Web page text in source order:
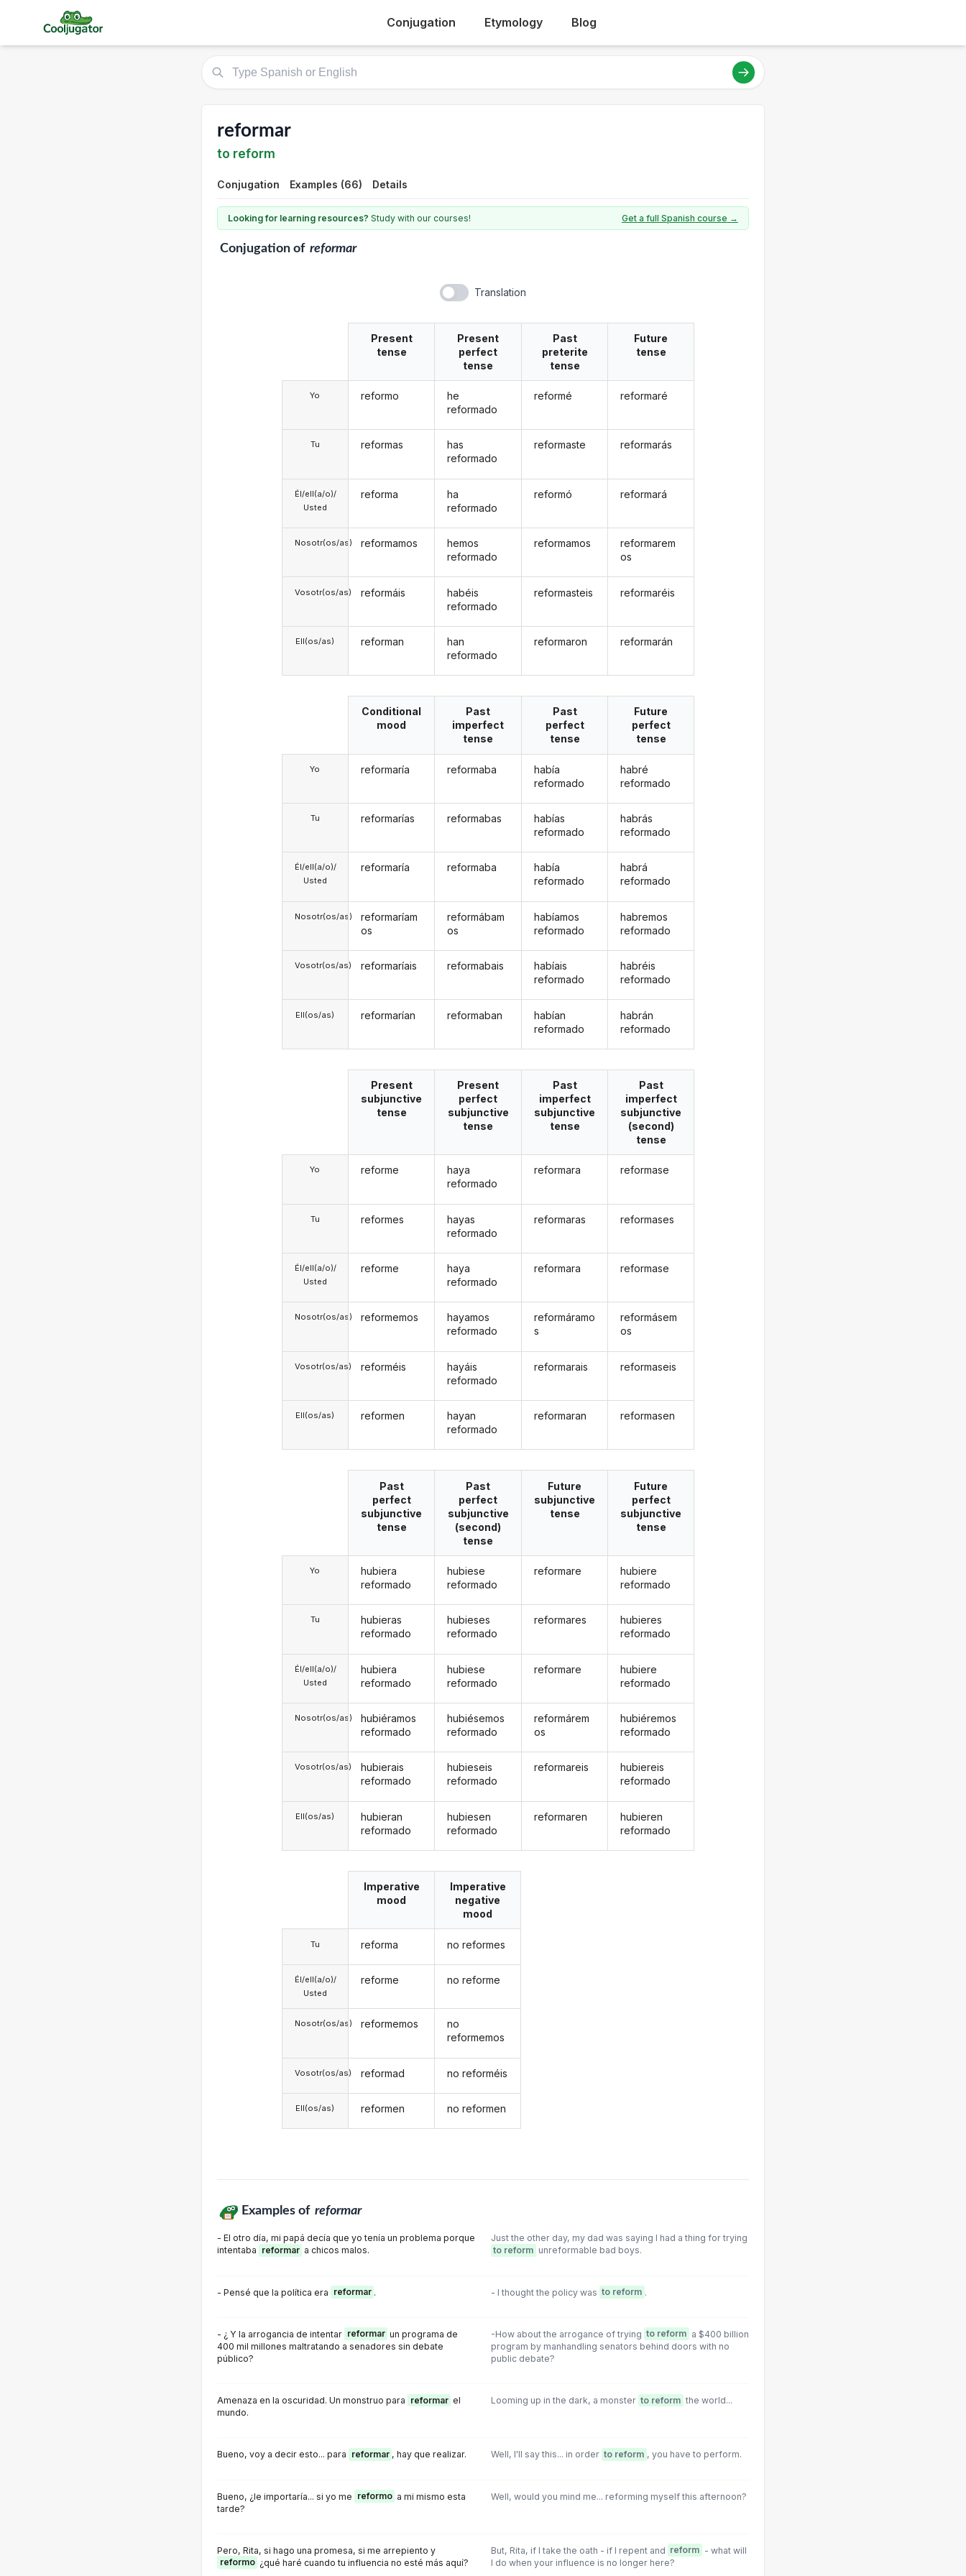
Conjugation Etymology Blog
reformar
to reform
Conjugation Examples (66) Details
Looking for learning resources? Study with our courses! Get a full Spanish course →
Conjugationof reformar
Translation
Yo
Tu
Él/ell(a/o)/
Usted
Nosotr(os/as)
Vosotr(os/as)
Ell(os/as)
Present
tense
reformo
reformas
reforma
reformamos
reformáis
reforman
Present
perfect
tense
he
reformado
has
reformado
ha
reformado
hemos
reformado
habéis
reformado
han
reformado
Past
preterite
tense
reformé
reformaste
reformó
reformamos
reformasteis
reformaron
Future
tense
reformaré
reformarás
reformará
reformarem
os
reformaréis
reformarán
Yo
Tu
Él/ell(a/o)/
Usted
Nosotr(os/as)
Vosotr(os/as)
Ell(os/as)
Conditional
mood
reformaría
reformarías
reformaría
reformaríam
os
reformaríais
reformarían
Past
imperfect
tense
reformaba
reformabas
reformaba
reformábam
os
reformabais
reformaban
Past
perfect
tense
había
reformado
habías
reformado
había
reformado
habíamos
reformado
habíais
reformado
habían
reformado
Future
perfect
tense
habré
reformado
habrás
reformado
habrá
reformado
habremos
reformado
habréis
reformado
habrán
reformado
Yo
Tu
Él/ell(a/o)/
Usted
Nosotr(os/as)
Vosotr(os/as)
Ell(os/as)
Present
subjunctive
tense
reforme
reformes
reforme
reformemos
reforméis
reformen
Present
perfect
subjunctive
tense
haya
reformado
hayas
reformado
haya
reformado
hayamos
reformado
hayáis
reformado
hayan
reformado
Past
imperfect
subjunctive
tense
reformara
reformaras
reformara
reformáramo
s
reformarais
reformaran
Past
imperfect
subjunctive
(second)
tense
reformase
reformases
reformase
reformásem
os
reformaseis
reformasen
Yo
Tu
Él/ell(a/o)/
Usted
Nosotr(os/as)
Vosotr(os/as)
Ell(os/as)
Past
perfect
subjunctive
tense
hubiera
reformado
hubieras
reformado
hubiera
reformado
hubiéramos
reformado
hubierais
reformado
hubieran
reformado
Past
perfect
subjunctive
(second)
tense
hubiese
reformado
hubieses
reformado
hubiese
reformado
hubiésemos
reformado
hubieseis
reformado
hubiesen
reformado
Future
subjunctive
tense
reformare
reformares
reformare
reformárem
os
reformareis
reformaren
Future
perfect
subjunctive
tense
hubiere
reformado
hubieres
reformado
hubiere
reformado
hubiéremos
reformado
hubiereis
reformado
hubieren
reformado
Tu
Él/ell(a/o)/
Usted
Nosotr(os/as)
Vosotr(os/as)
Ell(os/as)
Imperative
mood
reforma
reforme
reformemos
reformad
reformen
Imperative
negative
mood
no reformes
no reforme
no
reformemos
no reforméis
no reformen
Examples of reformar
- El otro día, mi papá decía que yo tenía un problema porque
intentaba reformar a chicos malos.
Just the other day, my dad was saying I had a thing for trying
to reform unreformable bad boys.
- Pensé que la política era reformar . - I thought the policy was to reform .
- ¿ Y la arrogancia de intentar reformar un programa de
400 mil millones maltratando a senadores sin debate
público?
-How about the arrogance of trying to reform a $400 billion
program by manhandling senators behind doors with no
public debate?
Amenaza en la oscuridad. Un monstruo para reformar el
mundo.
Looming up in the dark, a monster to reform the world...
Bueno, voy a decir esto... para reformar , hay que realizar. Well, I'll say this... in order to reform , you have to perform.
Bueno, ¿le importaría... si yo me reformo a mi mismo esta
tarde?
Well, would you mind me... reforming myself this afternoon?
Pero, Rita, si hago una promesa, si me arrepiento y
reformo ¿qué haré cuando tu influencia no esté más aquí?
But, Rita, if I take the oath - if I repent and reform - what will
I do when your influence is no longer here?